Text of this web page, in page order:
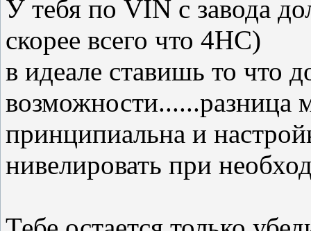
У тебя по VIN с завода
скорее всего что 4HC)
в идеале ставишь то что
принципиальна и
нивелировать при